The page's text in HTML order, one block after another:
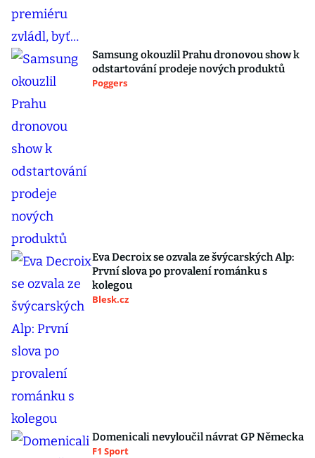
Samsung okouzlil Prahu dronovou show k
odstartování prodeje nových produktů
Poggers
Eva Decroix se ozvala ze švýcarských Alp:
První slova po provalení románku s
kolegou
Blesk.cz
Domenicali nevyloučil návrat GP Německa
F1 Sport